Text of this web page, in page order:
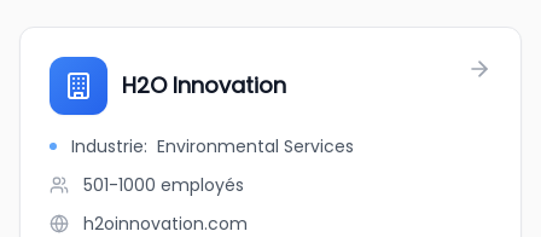
H2O Innovation
Industrie: Environmental Services
501-1000 employés
h2oinnovation.com